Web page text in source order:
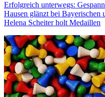
Erfolgreich unterwegs:
Hausen glänzt bei Bayerischen
Helena Scheiter holt Medaillen